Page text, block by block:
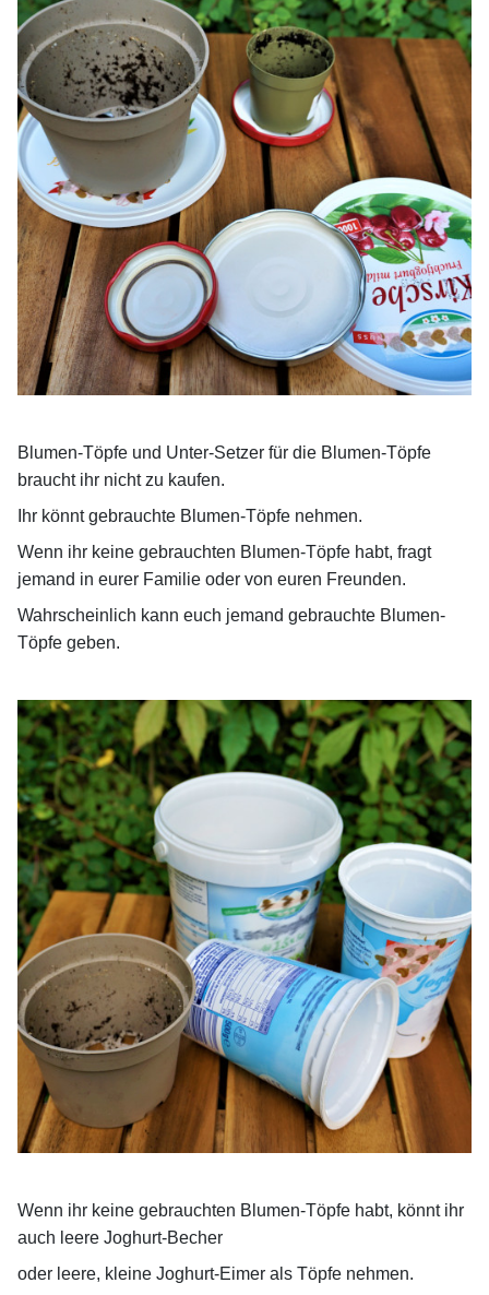
Blumen-Töpfe und Unter-Setzer für die Blumen-Töpfe
braucht ihr nicht zu kaufen.
Ihr könnt gebrauchte Blumen-Töpfe nehmen.
Wenn ihr keine gebrauchten Blumen-Töpfe habt, fragt
jemand in eurer Familie oder von euren Freunden.
Wahrscheinlich kann euch jemand gebrauchte Blumen-
Töpfe geben.
Wenn ihr keine gebrauchten Blumen-Töpfe habt, könnt ihr
auch leere Joghurt-Becher
oder leere, kleine Joghurt-Eimer als Töpfe nehmen.